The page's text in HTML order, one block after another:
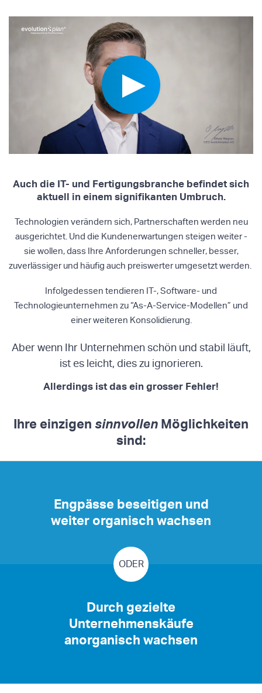
Auch die IT- und Fertigungsbranche befindet sich
aktuell in einem signifikanten Umbruch.
Technologien verändern sich, Partnerschaften werden neu
ausgerichtet. Und die Kundenerwartungen steigen weiter -
sie wollen, dass Ihre Anforderungen schneller, besser,
zuverlässiger und häufig auch preiswerter umgesetzt werden.
Infolgedessen tendieren IT-, Software- und
Technologieunternehmen zu “As-A-Service-Modellen” und
einer weiteren Konsolidierung.
Aber wenn Ihr Unternehmen schön und stabil läuft,
ist es leicht, dies zu ignorieren.
Allerdings ist das ein grosser Fehler!
Ihre einzigen sinnvollen Möglichkeiten
sind:
Engpässe beseitigen und
weiter organisch wachsen
ODER
Durch gezielte
Unternehmenskäufe
anorganisch wachsen